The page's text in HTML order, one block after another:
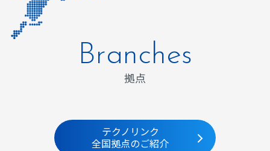
Branches
拠点
テクノリンク
全国拠点のご紹介